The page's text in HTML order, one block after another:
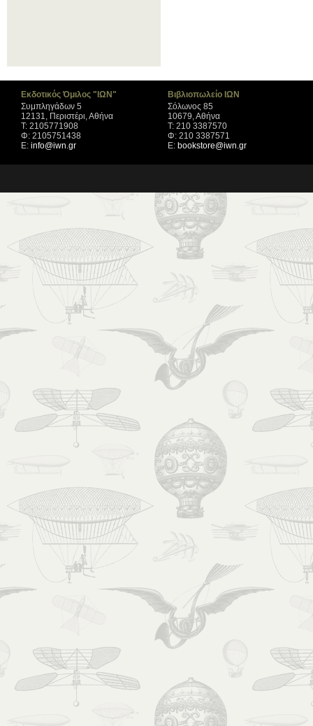
Εκδοτικός Όμιλος "ΙΩΝ"
Συμπληγάδων 5
12131, Περιστέρι, Αθήνα
Τ: 2105771908
Φ: 2105751438
Ε: info@iwn.gr
Βιβλιοπωλείο ΙΩΝ
Σόλωνος 85
10679, Αθήνα
Τ: 210 3387570
Φ: 210 3387571
Ε: bookstore@iwn.gr